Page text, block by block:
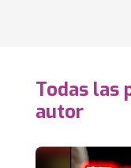
Todas las
autor